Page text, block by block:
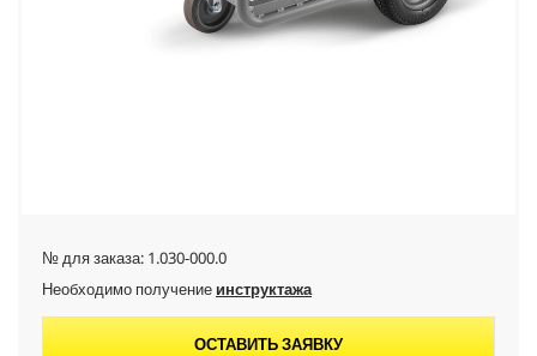
№ для заказа: 1.030-000.0
Необходимо получение инструктажа
ОСТАВИТЬ ЗАЯВКУ